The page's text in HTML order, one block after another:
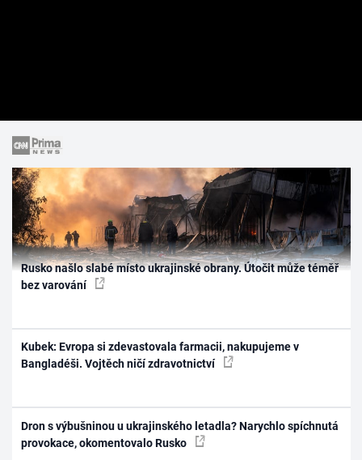
Rusko našlo slabé místo ukrajinské obrany. Útočit může téměř
bez varování
Kubek: Evropa si zdevastovala farmacii, nakupujeme v
Bangladéši. Vojtěch ničí zdravotnictví
Dron s výbušninou u ukrajinského letadla? Narychlo spíchnutá
provokace, okomentovalo Rusko